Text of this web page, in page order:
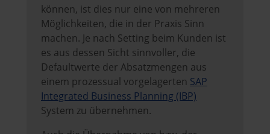
können, ist dies nur eine von mehreren
Möglichkeiten, die in der Praxis Sinn
machen. Je nach Setting beim Kunden ist
es aus dessen Sicht sinnvoller, die
Defaultwerte der Absatzmengen aus
einem prozessual vorgelagerten SAP
Integrated Business Planning (IBP)
System zu übernehmen.